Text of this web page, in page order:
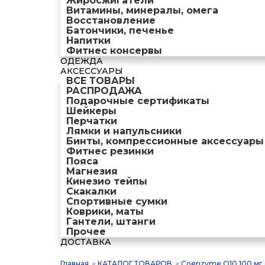
Витамины, минералы, омега
Восстановление
Батончики, печенье
Напитки
Фитнес консервы
ОДЕЖДА
АКСЕССУАРЫ
ВСЕ ТОВАРЫ
РАСПРОДАЖА
Подарочные сертификаты
Шейкеры
Перчатки
Лямки и напульсники
Бинты, компрессионные аксессуары
Фитнес резинки
Пояса
Магнезия
Кинезио тейпы
Скакалки
Спортивные сумки
Коврики, маты
Гантели, штанги
Прочее
ДОСТАВКА